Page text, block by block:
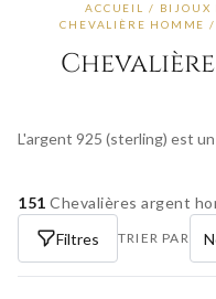
ACCUEIL / BIJOUX
CHEVALIÈRE HOMME /
151 Chevalières argent
Filtres
TRIER PAR